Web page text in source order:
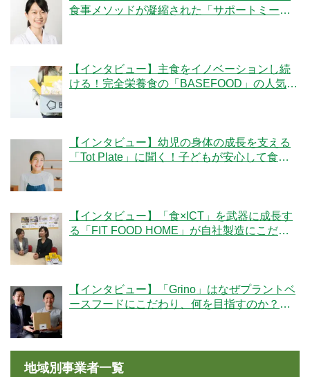
食事メソッドが凝縮された「サポートミー
【インタビュー】主食をイノベーションし続
ける！完全栄養食の「BASEFOOD」の人気の
【インタビュー】幼児の身体の成長を支える
「Tot Plate」に聞く！子どもが安心して食べ
【インタビュー】「食×ICT」を武器に成長す
る「FIT FOOD HOME」が自社製造にこだわ
【インタビュー】「Grino」はなぜプラントベ
ースフードにこだわり、何を目指すのか？創
地域別事業者一覧